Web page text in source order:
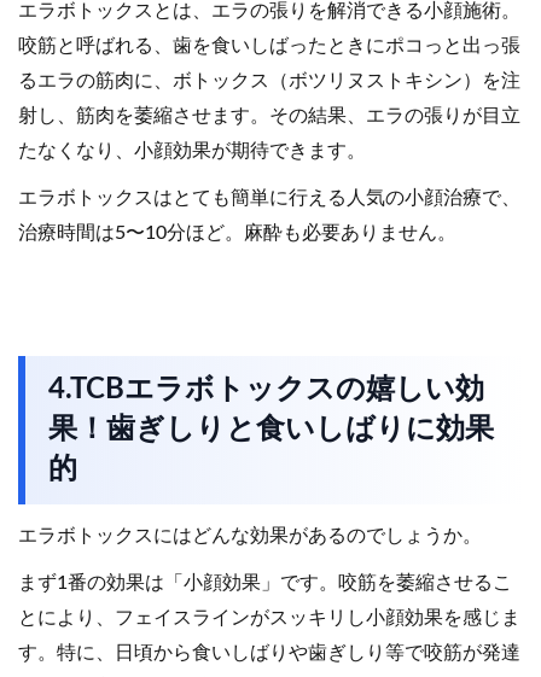
エラボトックスとは、エラの張りを解消できる小顔施術。
咬筋と呼ばれる、歯を食いしばったときにポコっと出っ張
るエラの筋肉に、ボトックス（ボツリヌストキシン）を注
射し、筋肉を萎縮させます。その結果、エラの張りが目立
たなくなり、小顔効果が期待できます。
エラボトックスはとても簡単に行える人気の小顔治療で、
治療時間は5〜10分ほど。麻酔も必要ありません。
4.TCBエラボトックスの嬉しい効
果！歯ぎしりと食いしばりに効果
的
エラボトックスにはどんな効果があるのでしょうか。
まず1番の効果は「小顔効果」です。咬筋を萎縮させるこ
とにより、フェイスラインがスッキリし小顔効果を感じま
す。特に、日頃から食いしばりや歯ぎしり等で咬筋が発達